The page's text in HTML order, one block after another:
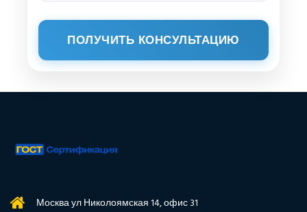
ПОЛУЧИТЬ КОНСУЛЬТАЦИЮ
Москва ул Николоямская 14, офис 31